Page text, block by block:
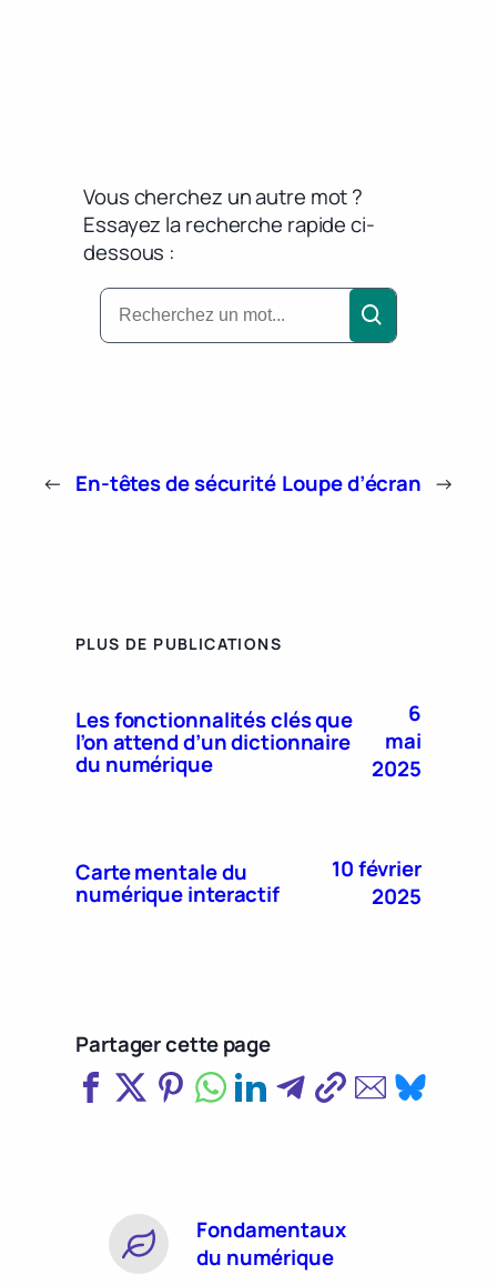
Vous cherchez un autre mot ?
Essayez la recherche rapide ci-
dessous :
← En-têtes de sécurité Loupe d’écran →
PLUS DE PUBLICATIONS
Les fonctionnalités clés que
l’on attend d’un dictionnaire
du numérique
6
mai
2025
Carte mentale du
numérique interactif
10 février
2025
Partager cette page
Fondamentaux
du numérique